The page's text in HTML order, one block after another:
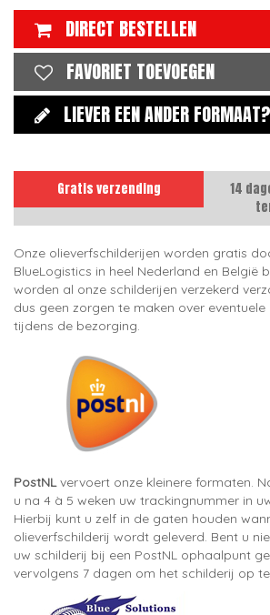
DIRECT BESTELLEN
FAVORIET TOEVOEGEN
LIEVER EEN ANDER FORMAAT?
Gratis verzending
14
Onze olieverfschilderijen worden gratis
BlueLogistics in heel Nederland en België
worden al onze schilderijen verzekerd
dus geen zorgen te maken over
tijdens de bezorging.
PostNLvervoert onze kleinere formaten.
u na 4 à 5 weken uw trackingnummer in
Hierbij kunt u zelf in de gaten houden
olieverfschilderij wordt geleverd. Bent u
uw schilderij bij een PostNL ophaalpunt
vervolgens 7 dagen om het schilderij op